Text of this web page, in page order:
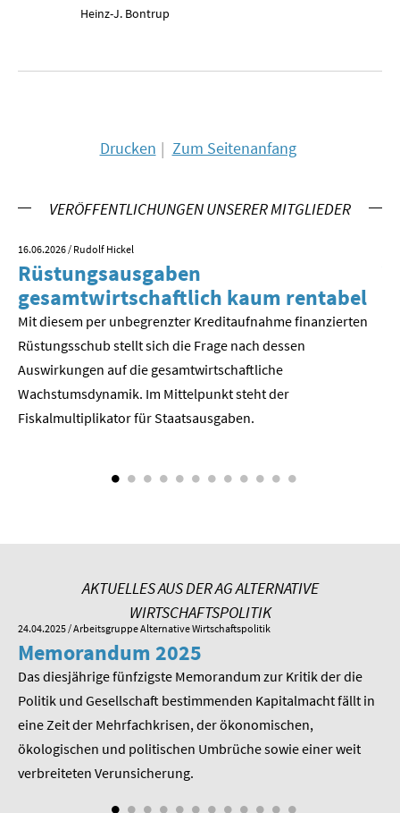
Veröffentlichungen unserer Mitglieder
Heinz-J. Bontrup
Drucken Zum Seitenanfang
VERÖFFENTLICHUNGEN UNSERER MITGLIEDER
16.06.2026 / Rudolf Hickel
Rüstungsausgaben
gesamtwirtschaftlich kaum rentabel
Mit diesem per unbegrenzter Kreditaufnahme finanzierten
Rüstungsschub stellt sich die Frage nach dessen
Auswirkungen auf die gesamtwirtschaftli­che
Wachstumsdynamik. Im Mittelpunkt steht der
Fiskalmultiplikator für Staatsausgaben.
AKTUELLES AUS DER AG ALTERNATIVE
WIRTSCHAFTSPOLITIK
24.04.2025 / Arbeitsgruppe Alternative Wirtschaftspolitik
Memorandum 2025
Das diesjährige fünfzigste Memorandum zur Kritik der die
Politik und Gesellschaft bestimmenden Kapitalmacht fällt in
eine Zeit der Mehrfachkrisen, der ökonomischen,
ökologischen und politischen Umbrüche sowie einer weit
verbreiteten Verunsicherung.